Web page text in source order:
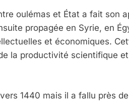
oulémas et État a fait son
propagée en Syrie, en
et économiques.
la productivité scientifique
1440 mais il a fallu près